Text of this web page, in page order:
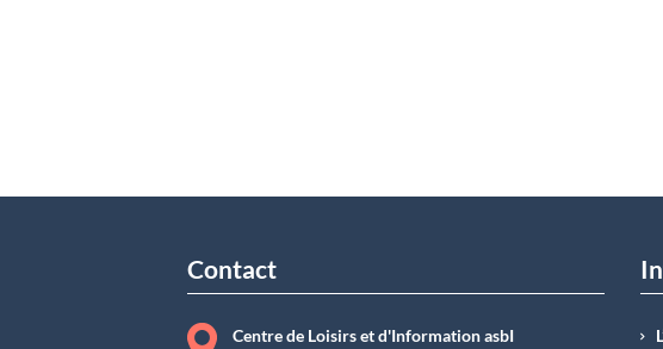
Contact
Centre de Loisirs et d'Information asbI